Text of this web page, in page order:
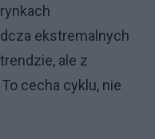
ekstremalnych
ale z
cecha cyklu, nie